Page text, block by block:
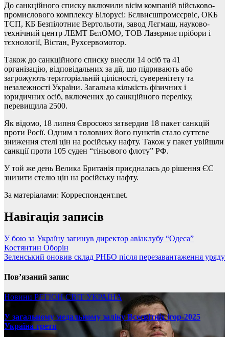
До санкційного списку включили вісім компаній військово-
промислового комплексу Білорусі: Бєлвнєшпромсєрвіс, ОКБ
ТСП, КБ Безпілотниє Вертольоти, завод Лєгмаш, науково-
технічний центр ЛЕМТ БєлОМО, ТОВ Лазєрниє прібори і
тєхнології, Вістан, Рухсервомотор.
Також до санкційного списку внесли 14 осіб та 41
організацію, відповідальних за дії, що підривають або
загрожують територіальній цілісності, суверенітету та
незалежності України. Загальна кількість фізичних і
юридичних осіб, включених до санкційного переліку,
перевищила 2500.
Як відомо, 18 липня Євросоюз затвердив 18 пакет санкцій
проти Росії. Одним з головних його пунктів стало суттєве
зниження стелі цін на російську нафту. Також у пакет увійшли
санкції проти 105 суден “тіньового флоту” РФ.
У той же день Велика Британія приєдналась до рішення ЄС
знизити стелю цін на російську нафту.
За матеріалами: Корреспондент.net.
Навігація записів
У бою за Україну загинув директор авіаклубу “Одеса”
Костянтин Оборін
Зеленський оновив склад РНБО після перезавантаження уряду
Пов’язаний запис
Новини РЕГІОНСВІТ УКРАЇНА
У загальному медальному заліку Всесвітніх ігор-2025
Україна третя